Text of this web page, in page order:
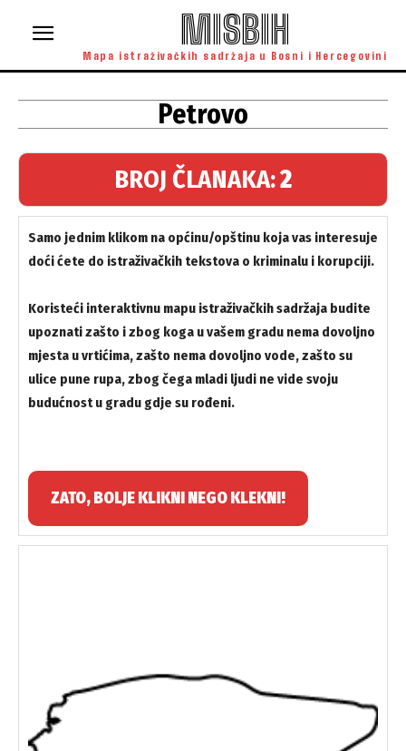
MISBIH
Mapa istraživačkih sadržaja u Bosni i Hercegovini
Petrovo
BROJ ČLANAKA:2
Samo jednim klikom na općinu/opštinu koja vas interesuje
doći ćete do istraživačkih tekstova o kriminalu i korupciji.
Koristeći interaktivnu mapu istraživačkih sadržaja budite
upoznati zašto i zbog koga u vašem gradu nema dovoljno
mjesta u vrtićima, zašto nema dovoljno vode, zašto su
ulice pune rupa, zbog čega mladi ljudi ne vide svoju
budućnost u gradu gdje su rođeni.
ZATO, BOLJE KLIKNI NEGO KLEKNI!